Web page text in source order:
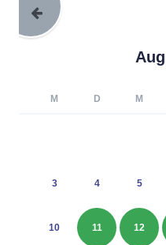
M D M
3 4 5
10 11 12